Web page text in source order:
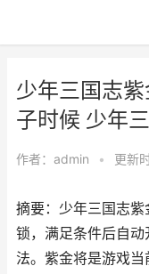
少年三国志
子时候 少年
作者： admin • 更新
摘要：少年三国志
锁，满足条件后自
法。紫金将是游戏